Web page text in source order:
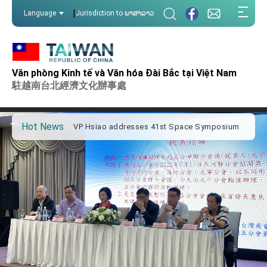
Language | Jurisdiction to ພາສາລາວ
Văn phòng Kinh tế và Văn hóa Đài Bắc tại Việt Nam
駐越南台北經濟文化辦事處
Hot News
Important Remarks of the Ministry of Foreign
Affairs
Taiwan government to open office in Arizona,
advancing Taiwan-US exchanges and
cooperation
for state visit
VP Hsiao addresses 41st Space Symposium
Taiwan’s economic growth is a priority for
President Lai
President Lai’s remarks for Lunar New Year
President Lai interviewed by AFP
President Lai holds press conference on
Taiwan- US Economic Prosperity Partnership
Dialogue
FM Lin attends Taiwan Panorama exhibit at
President Lai meets US delegation led by